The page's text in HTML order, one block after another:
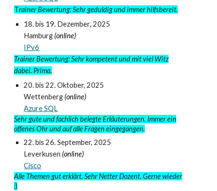
Trainer Bewertung: Sehr geduldig und immer hilfsbereit.
18. bis 19. Dezember, 2025
Hamburg(online)
IPv6
Trainer Bewertung: Sehr kompetent und mit viel Witz
dabei. Prima.
20. bis 22. Oktober, 2025
Wettenberg(online)
Azure SQL
Sehr gute und fachlich belegte Erläuterungen. Immer ein
offenes Ohr und auf alle Fragen eingegangen.
22. bis 26.September, 2025
Leverkusen (online)
Cisco
Alle Themen gut erklärt. Sehr Netter Dozent. Gerne wieder
:)